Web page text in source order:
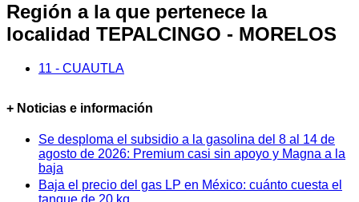
Región a la que pertenece la
localidad TEPALCINGO - MORELOS
11 - CUAUTLA
+ Noticias e información
Se desploma el subsidio a la gasolina del 8 al 14 de
agosto de 2026: Premium casi sin apoyo y Magna a la
baja
Baja el precio del gas LP en México: cuánto cuesta el